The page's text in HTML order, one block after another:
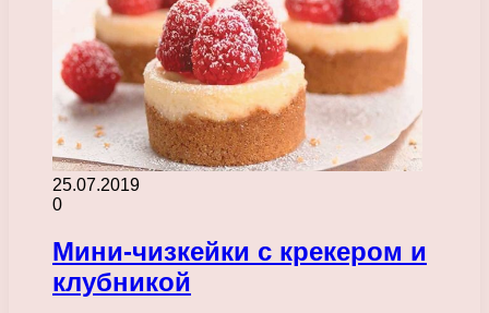
25.07.2019
0
Мини-чизкейки с крекером и
клубникой